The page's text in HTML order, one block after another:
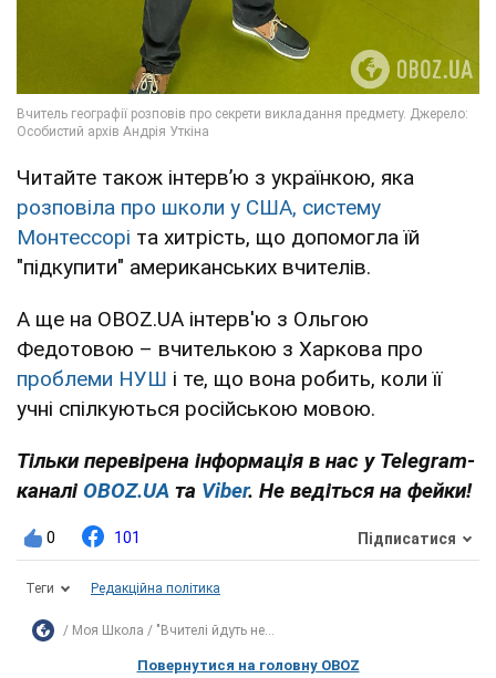
Читайте також інтервʼю з українкою, яка
розповіла про школи у США, систему
Монтессорі та хитрість, що допомогла їй
"підкупити" американських вчителів.
А ще на OBOZ.UA інтерв'ю з Ольгою
Федотовою – вчителькою з Харкова про
проблеми НУШ і те, що вона робить, коли її
учні спілкуються російською мовою.
Тільки перевірена інформація в нас у Telegram-
каналі OBOZ.UA та Viber. Не ведіться на фейки!
0 101 Підписатися
Теги Редакційна політика
Моя Школа "Вчителі йдуть не...
Повернутися на головну OBOZ